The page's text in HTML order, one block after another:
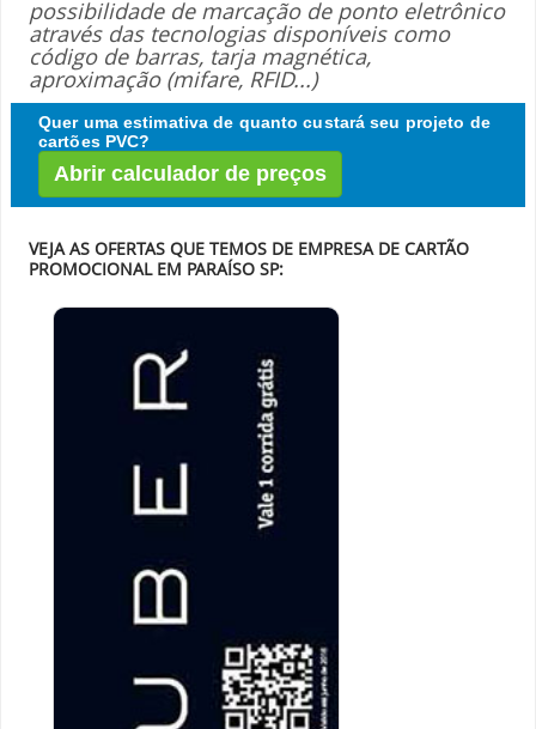
possibilidade de marcação de ponto eletrônico
através das tecnologias disponíveis como
código de barras, tarja magnética,
aproximação (mifare, RFID...)
Quer uma estimativa de quanto custará seu projeto de
cartões PVC?
Abrir calculador de preços
VEJA AS OFERTAS QUE TEMOS DE EMPRESA DE CARTÃO
PROMOCIONAL EM PARAÍSO SP: